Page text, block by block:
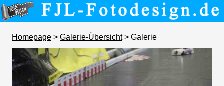
Homepage > Galerie-Übersicht> Galerie